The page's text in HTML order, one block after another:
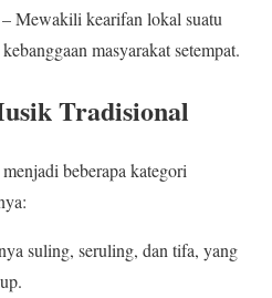
– Mewakili kearifan lokal suatu
masyarakat setempat.
Tradisional
beberapa kategori
suling, seruling, dan tifa, yang